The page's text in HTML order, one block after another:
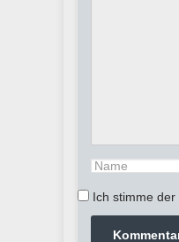
Ich stimme der